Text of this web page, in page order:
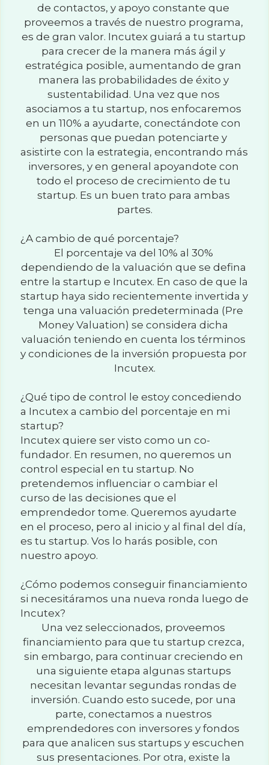
de contactos, y apoyo constante que
proveemos a través de nuestro programa,
es de gran valor. Incutex guiará a tu startup
para crecer de la manera más ágil y
estratégica posible, aumentando de gran
manera las probabilidades de éxito y
sustentabilidad. Una vez que nos
asociamos a tu startup, nos enfocaremos
en un 110% a ayudarte, conectándote con
personas que puedan potenciarte y
asistirte con la estrategia, encontrando más
inversores, y en general apoyandote con
todo el proceso de crecimiento de tu
startup. Es un buen trato para ambas
partes.
¿A cambio de qué porcentaje?
El porcentaje va del 10% al 30%
dependiendo de la valuación que se defina
entre la startup e Incutex. En caso de que la
startup haya sido recientemente invertida y
tenga una valuación predeterminada (Pre
Money Valuation) se considera dicha
valuación teniendo en cuenta los términos
y condiciones de la inversión propuesta por
Incutex.
¿Qué tipo de control le estoy concediendo
a Incutex a cambio del porcentaje en mi
startup?
Incutex quiere ser visto como un co-
fundador. En resumen, no queremos un
control especial en tu startup. No
pretendemos influenciar o cambiar el
curso de las decisiones que el
emprendedor tome. Queremos ayudarte
en el proceso, pero al inicio y al final del día,
es tu startup. Vos lo harás posible, con
nuestro apoyo.
¿Cómo podemos conseguir financiamiento
si necesitáramos una nueva ronda luego de
Incutex?
Una vez seleccionados, proveemos
financiamiento para que tu startup crezca,
sin embargo, para continuar creciendo en
una siguiente etapa algunas startups
necesitan levantar segundas rondas de
inversión. Cuando esto sucede, por una
parte, conectamos a nuestros
emprendedores con inversores y fondos
para que analicen sus startups y escuchen
sus presentaciones. Por otra, existe la